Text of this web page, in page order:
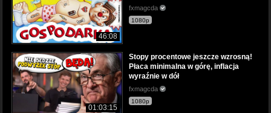
46:08
fxmagcda
1080p
01:03:15
Stopy procentowe jeszcze wzrosną!
Płaca minimalna w górę, inflacja
wyraźnie w dół
fxmagcda
1080p